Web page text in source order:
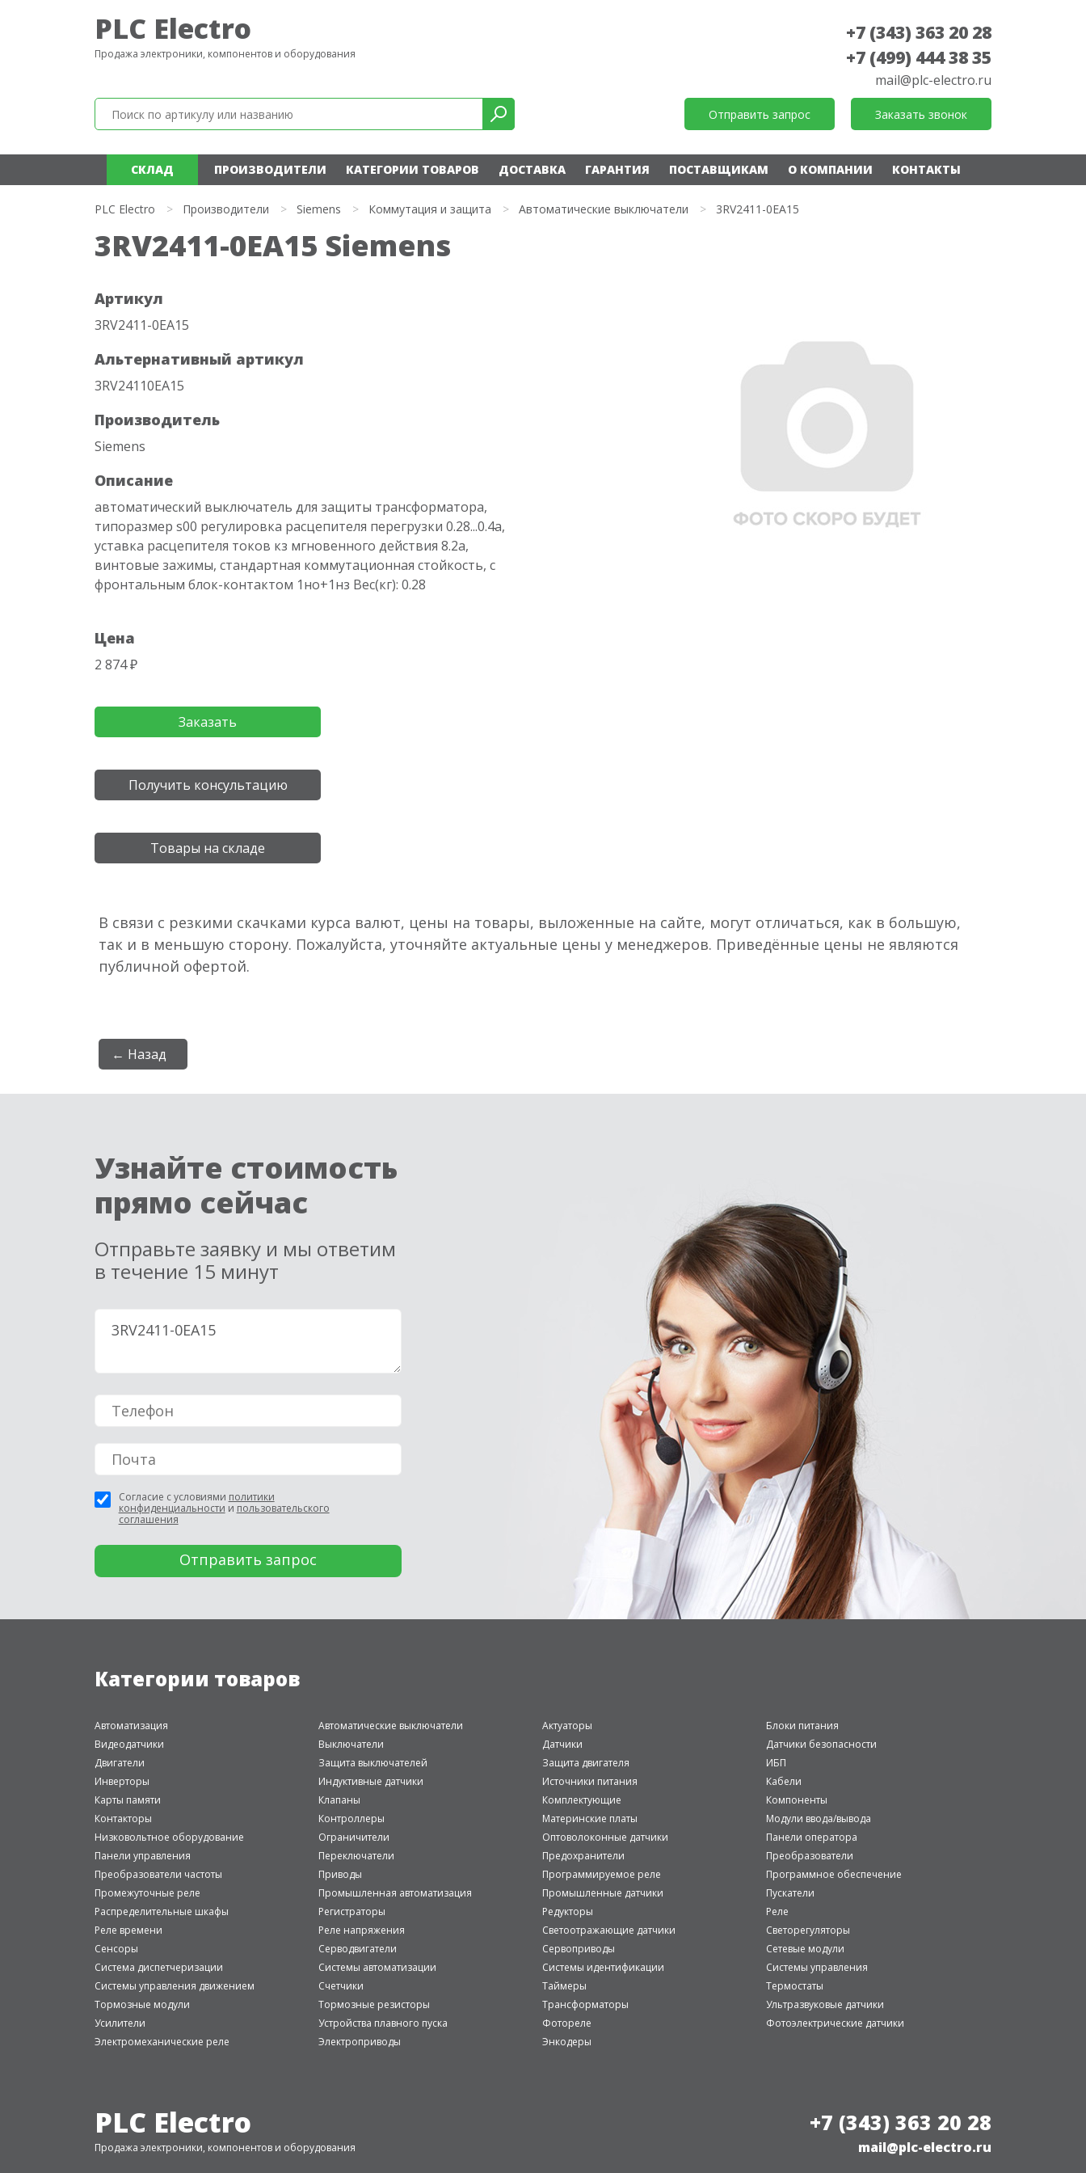
PLC Electro
Продажа электроники, компонентов и оборудования
+7 (343) 363 20 28
+7 (499) 444 38 35
mail@plc-electro.ru
Отправить запрос Заказать звонок
СКЛАД ПРОИЗВОДИТЕЛИ КАТЕГОРИИ ТОВАРОВ ДОСТАВКА ГАРАНТИЯ ПОСТАВЩИКАМ О КОМПАНИИ КОНТАКТЫ
PLC Electro > Производители > Siemens > Коммутация и защита > Автоматические выключатели > 3RV2411-0EA15
3RV2411-0EA15 Siemens
Артикул
3RV2411-0EA15
Альтернативный артикул
3RV24110EA15
Производитель
Siemens
Описание
автоматический выключатель для защиты трансформатора,
типоразмер s00 регулировка расцепителя перегрузки 0.28...0.4a,
уставка расцепителя токов кз мгновенного действия 8.2a,
винтовые зажимы, стандартная коммутационная стойкость, с
фронтальным блок-контактом 1но+1нз Вес(кг): 0.28
Цена
2 874 ₽
Заказать
Получить консультацию
Товары на складе
В связи с резкими скачками курса валют, цены на товары, выложенные на сайте, могут отличаться, как в большую,
так и в меньшую сторону. Пожалуйста, уточняйте актуальные цены у менеджеров. Приведённые цены не являются
публичной офертой.
← Назад
Узнайте стоимость
прямо сейчас
Отправьте заявку и мы ответим
в течение 15 минут
Согласие с условиями политики
конфиденциальности и пользовательского
соглашения
Категории товаров
Автоматизация Автоматические выключатели Актуаторы
Блоки питания
Видеодатчики
Выключатели Датчики
Датчики безопасности
Двигатели
Защита выключателей Защита двигателя
ИБП
Инверторы
Индуктивные датчики Источники питания
Кабели
Карты памяти
Клапаны Комплектующие
Компоненты
Контакторы
Контроллеры Материнские платы
Модули ввода/вывода
Низковольтное оборудование
Ограничители Оптоволоконные датчики
Панели оператора
Панели управления
Переключатели Предохранители
Преобразователи
Преобразователи частоты
Приводы Программируемое реле
Программное обеспечение
Промежуточные реле
Промышленная автоматизация Промышленные датчики
Пускатели
Распределительные шкафы
Регистраторы Редукторы
Реле
Реле времени
Реле напряжения Светоотражающие датчики
Светорегуляторы
Сенсоры
Серводвигатели Сервоприводы
Сетевые модули
Система диспетчеризации
Системы автоматизации Системы идентификации
Системы управления
Системы управления движением
Счетчики Таймеры
Термостаты
Тормозные модули
Тормозные резисторы Трансформаторы
Ультразвуковые датчики
Усилители
Устройства плавного пуска Фотореле
Фотоэлектрические датчики
Электромеханические реле
Электроприводы Энкодеры
PLC Electro
Продажа электроники, компонентов и оборудования
+7 (343) 363 20 28
mail@plc-electro.ru